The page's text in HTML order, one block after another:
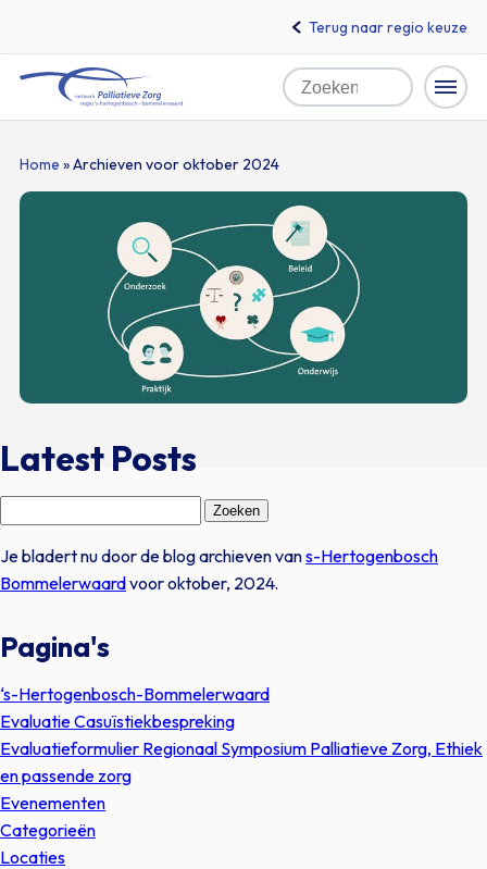
Naar
hoofdinhoud
Terug naar regio keuze
Home Zoeken
Home »Archieven voor oktober 2024
Latest Posts
Je bladert nu door de blog archieven vans-Hertogenbosch
Bommelerwaardvoor oktober, 2024.
Pagina's
‘s-Hertogenbosch-Bommelerwaard
Evaluatie Casuïstiekbespreking
Evaluatieformulier Regionaal Symposium Palliatieve Zorg, Ethiek
en passende zorg
Evenementen
Categorieën
Locaties